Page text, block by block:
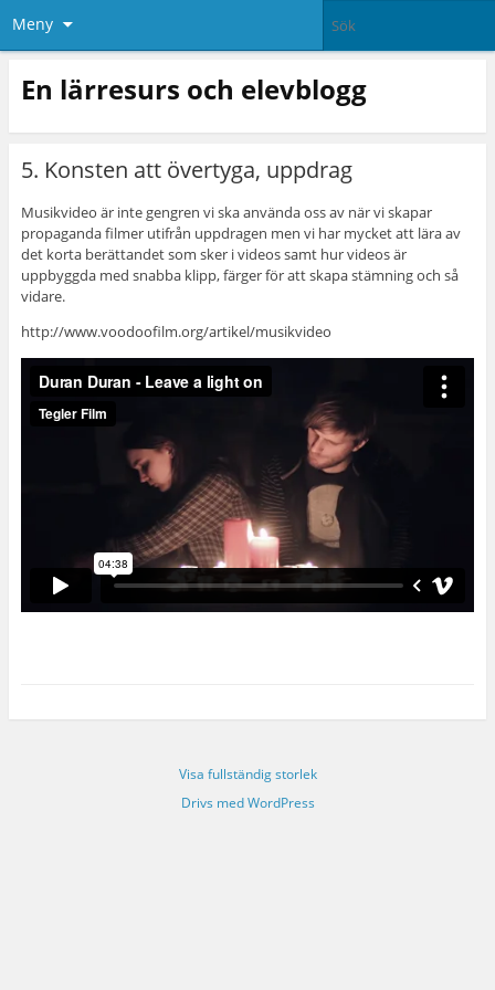
Meny
En lärresurs och elevblogg
5. Konsten att övertyga, uppdrag
Musikvideo är inte gengren vi ska använda oss av när vi skapar
propaganda filmer utifrån uppdragen men vi har mycket att lära av
det korta berättandet som sker i videos samt hur videos är
uppbyggda med snabba klipp, färger för att skapa stämning och så
vidare.
http://www.voodoofilm.org/artikel/musikvideo
Visa fullständig storlek
Drivs med WordPress